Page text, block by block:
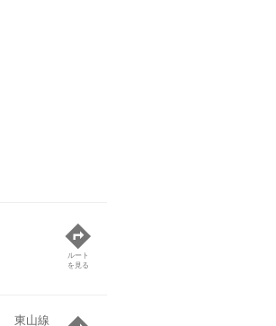
ルート
を見る
東山線